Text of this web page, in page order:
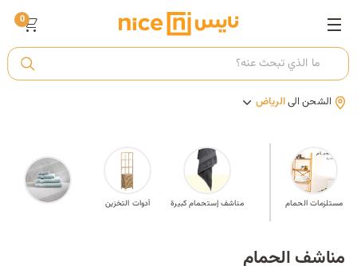
أ الشحن الىالرياض
0
مستلزمات الحمام
محموعة مناشف
مناشف إستحمام كبيرة أدوات التخزين
مناشف الحمام